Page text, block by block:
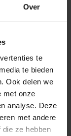
Over
te
te bieden
Ook delen we
met onze
analyse. Deze
met andere
ze hebben
Richelle
zitcomfort met
Draaifauteuil
Jade V...